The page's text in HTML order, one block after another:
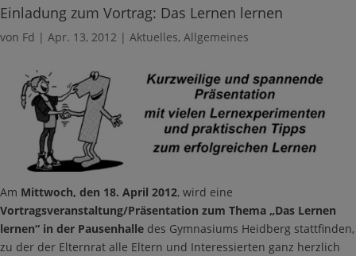
Einladung zum Vortrag: Das Lernen lernen
von Fd | Apr. 13, 2012 | Aktuelles, Allgemeines
Am Mittwoch, den 18. April 2012, wird eine
Vortragsveranstaltung/Präsentation zum Thema „Das Lernen
lernen“ in der Pausenhalle des Gymnasiums Heidberg stattfinden,
zu der der Elternrat alle Eltern und Interessierten ganz herzlich